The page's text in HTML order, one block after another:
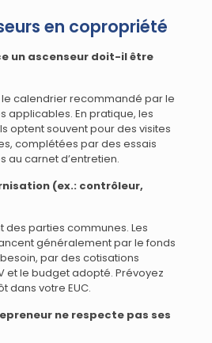
en copropriété
un ascenseur doit-il être
calendrier recommandé par le
applicables. En pratique, les
optent souvent pour des visites
complétées par des essais
au carnet d’entretien.
(ex.: contrôleur,
des parties communes. Les
généralement par le fonds
par des cotisations
et le budget adopté. Prévoyez
dans votre EUC.
ne respecte pas ses